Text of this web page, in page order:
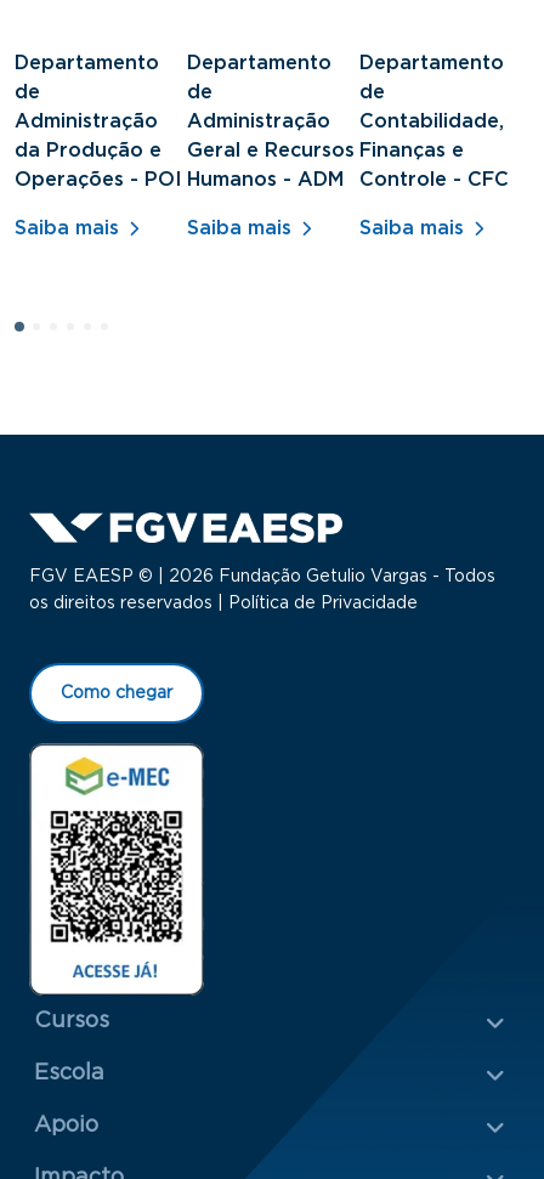
Departamento
de
Administração
da Produção e
Operações - POI
Saiba mais
Departamento
de
Administração
Geral e Recursos
Humanos - ADM
Saiba mais
Departamento
de
Contabilidade,
Finanças e
Controle - CFC
Saiba mais
FGV EAESP © | 2026 Fundação Getulio Vargas - Todos
os direitos reservados |
Política de Privacidade
Como chegar
Menu Rodapé 1
Cursos
Escola
Rodapé 2
Apoio